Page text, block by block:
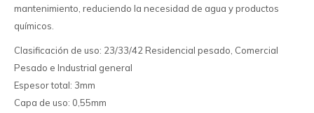
mantenimiento, reduciendo la necesidad de agua y productos
químicos.
Clasificación de uso: 23/33/42 Residencial pesado, Comercial
Pesado e Industrial general
Espesor total: 3mm
Capa de uso: 0,55mm